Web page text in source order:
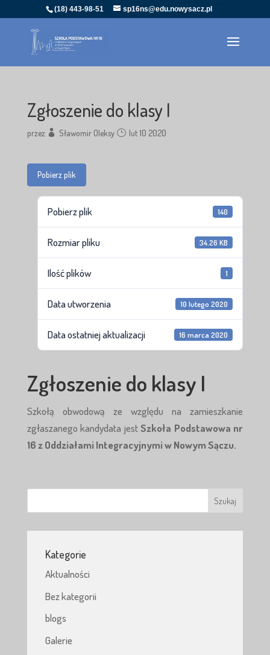
(18) 443-98-51 sp16ns@edu.nowysacz.pl
Zgłoszenie do klasy I
przez Sławomir Oleksy lut 10 2020
Pobierz plik
Pobierz plik 140
Rozmiar pliku 34.26 KB
Ilość plików 1
Data utworzenia 10 lutego 2020
Data ostatniej aktualizacji 16 marca 2020
Zgłoszenie do klasy I
Szkołą obwodową ze względu na zamieszkanie
zgłaszanego kandydata jestSzkoła Podstawowa nr
16 z Oddziałami Integracyjnymi w Nowym Sączu.
Kategorie
Aktualności
Bez kategorii
blogs
Galerie